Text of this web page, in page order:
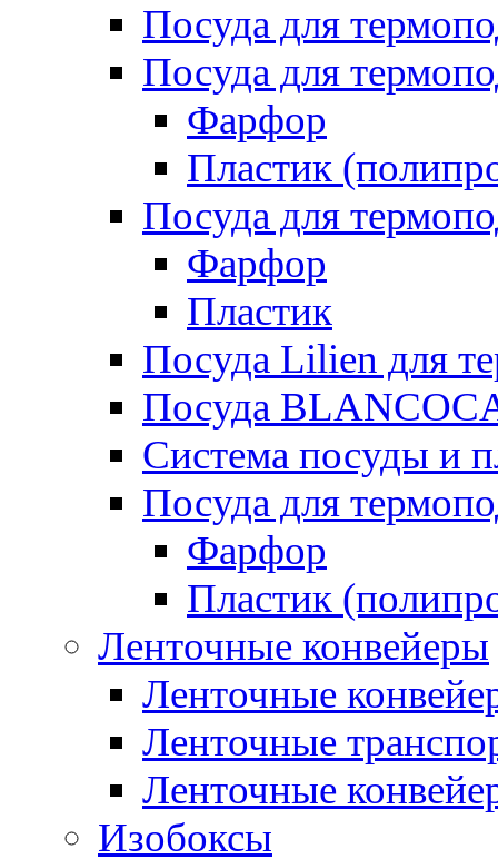
Посуда для
Посуда для
Фарфор
Пластик
Посуда для
Фарфор
Пластик
Посуда Lilien для
Посуда
Система посуды и
Посуда для
Фарфор
Пластик
Ленточные конвейеры
Ленточные
Ленточные
Ленточные
Изобоксы